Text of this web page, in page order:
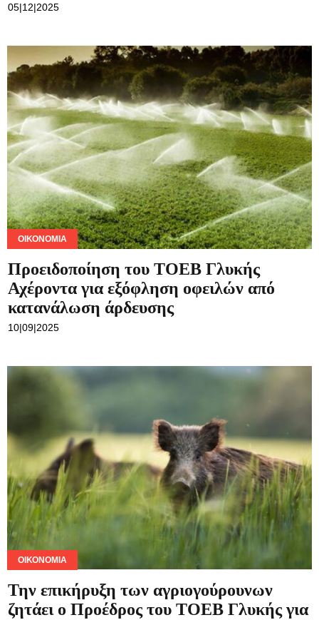
05|12|2025
ΟΙΚΟΝΟΜΊΑ
Προειδοποίηση του ΤΟΕΒ Γλυκής
Αχέροντα για εξόφληση οφειλών από
κατανάλωση άρδευσης
10|09|2025
ΟΙΚΟΝΟΜΊΑ
Την επικήρυξη των αγριογούρουνων
ζητάει ο Προέδρος του ΤΟΕΒ Γλυκής για